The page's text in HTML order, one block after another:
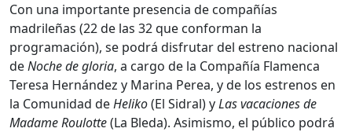
Con una importante presencia de compañías
madrileñas (22 de las 32 que conforman la
programación), se podrá disfrutar del estreno nacional
deNoche de gloria, a cargo de la Compañía Flamenca
Teresa Hernández y Marina Perea, y de los estrenos en
la Comunidad deHeliko(El Sidral) yLas vacaciones de
Madame Roulotte(La Bleda). Asimismo, el público podrá